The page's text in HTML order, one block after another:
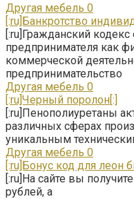
Другая мебель 0
[:ru]Банкротство
[:ru]Гражданский
предпринимателя как
коммерческой
предпринимательство
Другая мебель 0
[:ru]Черный поролон[:]
[:ru]Пенополиуретаны
различных сферах
уникальным
Другая мебель 0
[:ru]Бонус код для леон
[:ru]На сайте вы
рублей, а